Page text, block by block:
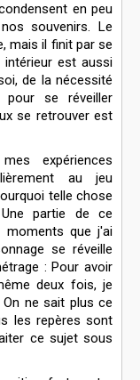
en peu
souvenirs. Le
mais il finit par se
est aussi
de la nécessité
se réveiller
se retrouver est
expériences
au jeu
telle chose
partie de ce
moments que j'ai
se réveille
: Pour avoir
deux fois, je
ne sait plus ce
les repères sont
ce sujet sous